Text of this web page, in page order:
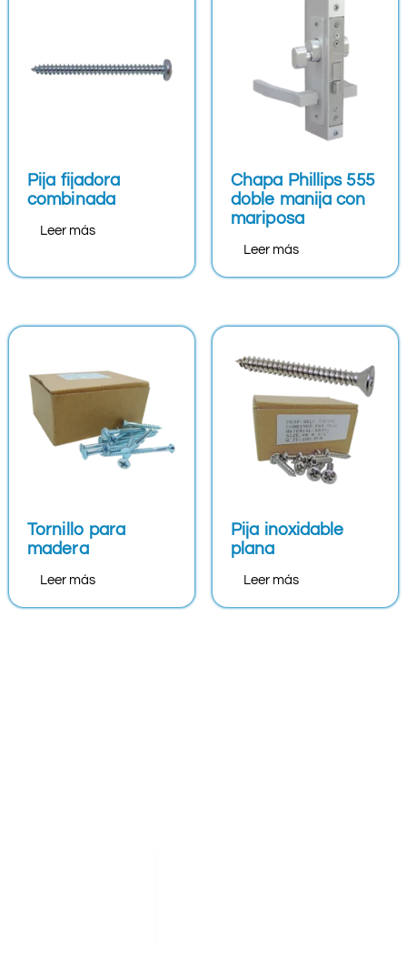
Pija fijadora
combinada
Leer más
Chapa Phillips 555
doble manija con
mariposa
Leer más
Tornillo para
madera
Leer más
Pija inoxidable
plana
Leer más